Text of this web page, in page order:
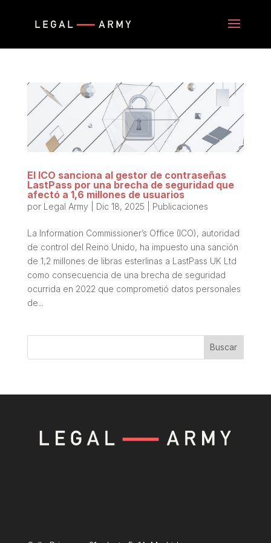
El ICO sanciona al gestor de contraseñas
LastPass por una brecha de seguridad que
afectó a 1,6 millones de usuarios
por Legal Army Dic 18, 2025 Publicaciones
La Information Commissioner’s Office (ICO), autoridad
de control del Reino Unido, ha impuesto una sanción
de 1,2 millones de libras esterlinas a LastPass UK Ltd
como consecuencia de una brecha de seguridad
ocurrida en 2022 que comprometió datos personales
de...
Buscar